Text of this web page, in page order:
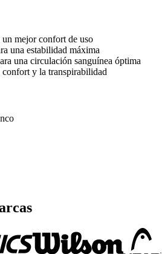
mejor confort de uso
una estabilidad máxima
una circulación sanguínea óptima
confort y la transpirabilidad